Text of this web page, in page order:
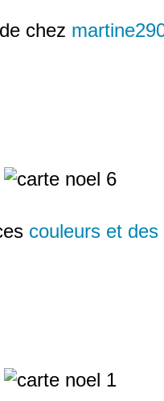
chez
couleurs et des